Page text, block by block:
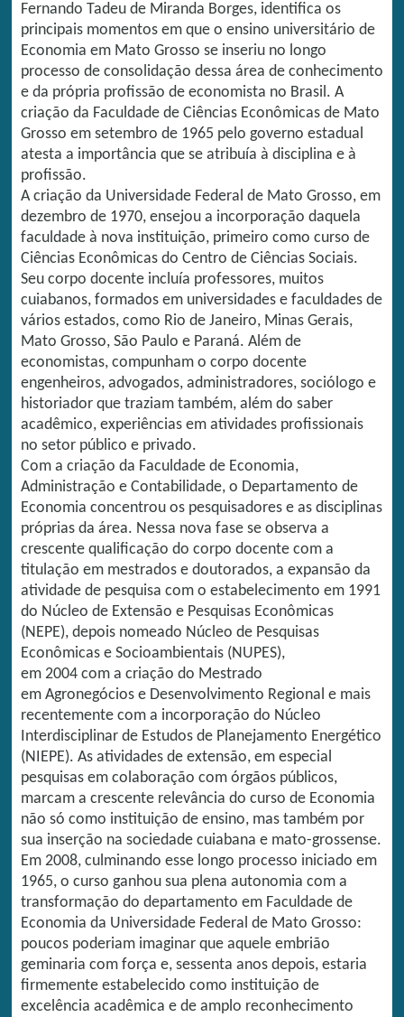
Fernando Tadeu de Miranda Borges, identifica os
principais momentos em que o ensino universitário de
Economia em Mato Grosso se inseriu no longo
processo de consolidação dessa área de conhecimento
e da própria profissão de economista no Brasil. A
criação da Faculdade de Ciências Econômicas de Mato
Grosso em setembro de 1965 pelo governo estadual
atesta a importância que se atribuía à disciplina e à
profissão.
A criação da Universidade Federal de Mato Grosso, em
dezembro de 1970, ensejou a incorporação daquela
faculdade à nova instituição, primeiro como curso de
Ciências Econômicas do Centro de Ciências Sociais.
Seu corpo docente incluía professores, muitos
cuiabanos, formados em universidades e faculdades de
vários estados, como Rio de Janeiro, Minas Gerais,
Mato Grosso, São Paulo e Paraná. Além de
economistas, compunham o corpo docente
engenheiros, advogados, administradores, sociólogo e
historiador que traziam também, além do saber
acadêmico, experiências em atividades profissionais
no setor público e privado.
Com a criação da Faculdade de Economia,
Administração e Contabilidade, o Departamento de
Economia concentrou os pesquisadores e as disciplinas
próprias da área. Nessa nova fase se observa a
crescente qualificação do corpo docente com a
titulação em mestrados e doutorados, a expansão da
atividade de pesquisa com o estabelecimento em 1991
do Núcleo de Extensão e Pesquisas Econômicas
(NEPE), depois nomeado Núcleo de Pesquisas
Econômicas e Socioambientais (NUPES),
em 2004 com a criação do Mestrado
em Agronegócios e Desenvolvimento Regional e mais
recentemente com a incorporação do Núcleo
Interdisciplinar de Estudos de Planejamento Energético
(NIEPE). As atividades de extensão, em especial
pesquisas em colaboração com órgãos públicos,
marcam a crescente relevância do curso de Economia
não só como instituição de ensino, mas também por
sua inserção na sociedade cuiabana e mato-grossense.
Em 2008, culminando esse longo processo iniciado em
1965, o curso ganhou sua plena autonomia com a
transformação do departamento em Faculdade de
Economia da Universidade Federal de Mato Grosso:
poucos poderiam imaginar que aquele embrião
geminaria com força e, sessenta anos depois, estaria
firmemente estabelecido como instituição de
excelência acadêmica e de amplo reconhecimento